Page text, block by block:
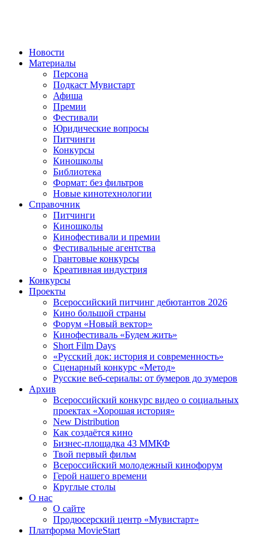
Новости
Материалы
Персона
Подкаст Мувистарт
Афиша
Премии
Фестивали
Юридические вопросы
Питчинги
Конкурсы
Киношколы
Библиотека
Формат: без фильтров
Новые кинотехнологии
Справочник
Питчинги
Киношколы
Кинофестивали и премии
Фестивальные агентства
Грантовые конкурсы
Креативная индустрия
Конкурсы
Проекты
Всероссийский питчинг дебютантов 2026
Кино большой страны
Форум «Новый вектор»
Кинофестиваль «Будем жить»
Short Film Days
«Русский док: история и современность»
Сценарный конкурс «Метод»
Русские веб-сериалы: от бумеров до зумеров
Архив
Всероссийский конкурс видео о социальных
проектах «Хорошая история»
New Distribution
Как создаётся кино
Бизнес-площадка 43 ММКФ
Твой первый фильм
Всероссийский молодежный кинофорум
Герой нашего времени
Круглые столы
О нас
О сайте
Продюсерский центр «Мувистарт»
Платформа MovieStart